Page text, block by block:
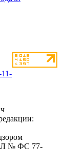
ЭЛ № ФС 77-